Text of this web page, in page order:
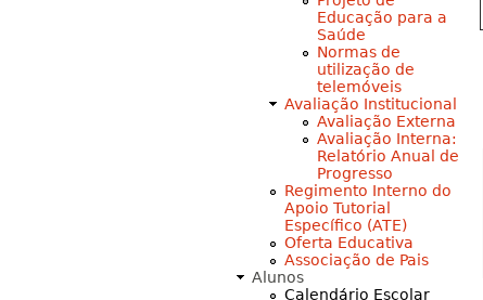
Educação para a
Saúde
Normas de
utilização de
telemóveis
Avaliação Institucional
Avaliação Externa
Avaliação Interna:
Relatório Anual de
Progresso
Regimento Interno do
Apoio Tutorial
Específico (ATE)
Oferta Educativa
Associação de Pais
Alunos
Calendário Escolar